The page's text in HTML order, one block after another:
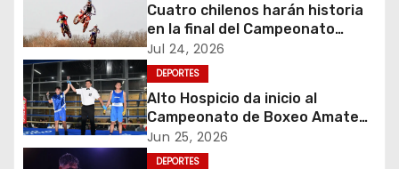
ó
n
d
e
Cuatro chilenos harán historia
en la final del Campeonato
Amateur de Motocross más
importante del mundo
Jul 24, 2026
DEPORTES
Alto Hospicio da inicio al
Campeonato de Boxeo Amateur
Olímpico Guantes de Oro
Jun 25, 2026
DEPORTES